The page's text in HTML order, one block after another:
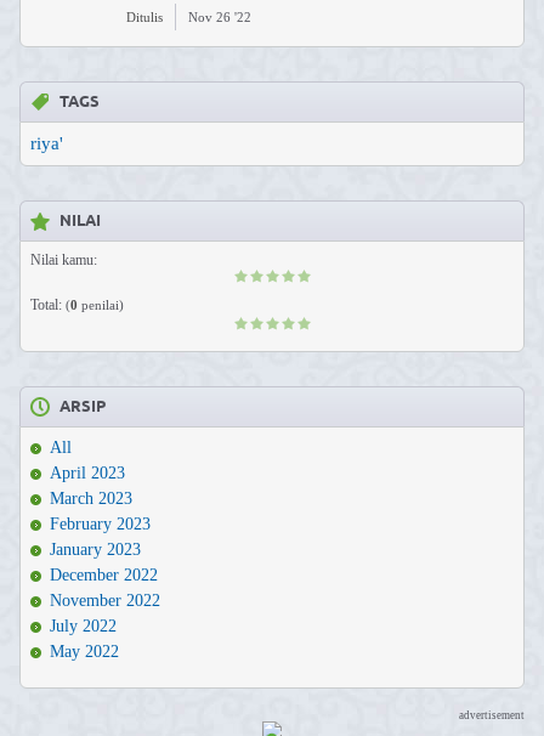
Ditulis Nov 26 '22
TAGS
riya'
NILAI
Nilai kamu:
Total: (0 penilai)
ARSIP
All
April 2023
March 2023
February 2023
January 2023
December 2022
November 2022
July 2022
May 2022
advertisement